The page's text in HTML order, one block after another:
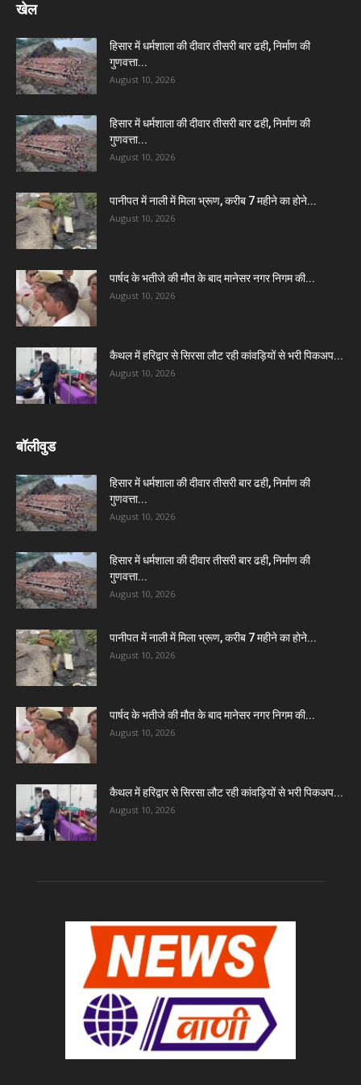
खेल
हिसार में धर्मशाला की दीवार तीसरी बार ढही, निर्माण की
गुणवत्ता...
August 10, 2026
हिसार में धर्मशाला की दीवार तीसरी बार ढही, निर्माण की
गुणवत्ता...
August 10, 2026
पानीपत में नाली में मिला भ्रूण, करीब 7 महीने का होने...
August 10, 2026
पार्षद के भतीजे की मौत के बाद मानेसर नगर निगम की...
August 10, 2026
कैथल में हरिद्वार से सिरसा लौट रही कांवड़ियों से भरी पिकअप...
August 10, 2026
बॉलीवुड
हिसार में धर्मशाला की दीवार तीसरी बार ढही, निर्माण की
गुणवत्ता...
August 10, 2026
हिसार में धर्मशाला की दीवार तीसरी बार ढही, निर्माण की
गुणवत्ता...
August 10, 2026
पानीपत में नाली में मिला भ्रूण, करीब 7 महीने का होने...
August 10, 2026
पार्षद के भतीजे की मौत के बाद मानेसर नगर निगम की...
August 10, 2026
कैथल में हरिद्वार से सिरसा लौट रही कांवड़ियों से भरी पिकअप...
August 10, 2026